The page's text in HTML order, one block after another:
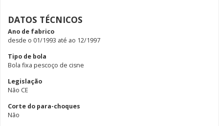
DATOS TÉCNICOS
Ano de fabrico
desde o 01/1993 até ao 12/1997
Tipo de bola
Bola fixa pescoço de cisne
Legislação
Não CE
Corte do para-choques
Não